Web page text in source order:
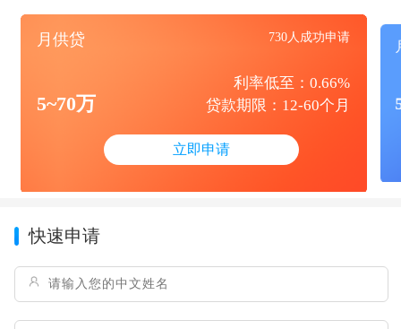
月供贷 730人成功申请
5~70万
利率低至：0.66%
贷款期限：12-60个月
立即申请
快速申请